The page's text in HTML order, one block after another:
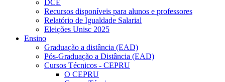
DCE
Recursos disponíveis para alunos e professores
Relatório de Igualdade Salarial
Eleições Unisc 2025
Ensino
Graduação a distância (EAD)
Pós-Graduação a Distância (EAD)
Cursos Técnicos - CEPRU
O CEPRU